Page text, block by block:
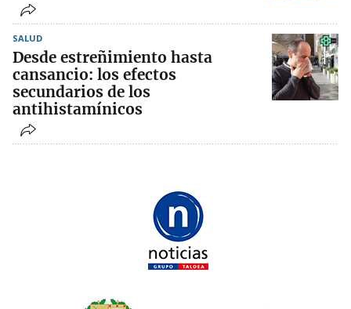
SALUD
Desde estreñimiento hasta
cansancio: los efectos
secundarios de los
antihistamínicos